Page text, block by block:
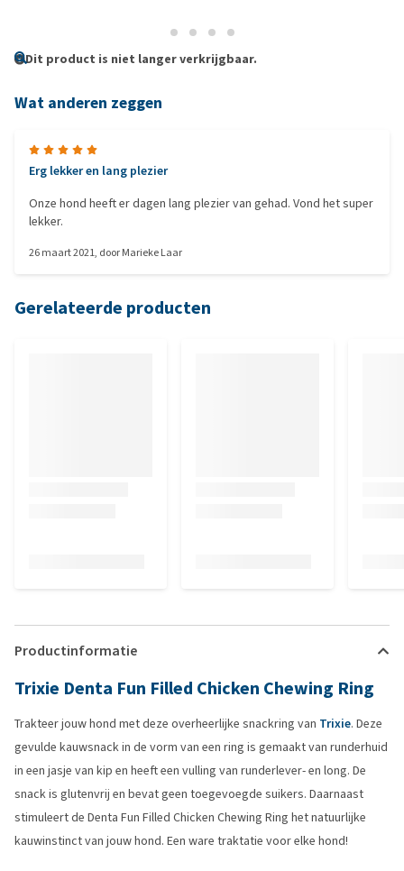
Dit product is niet langer verkrijgbaar.
Wat anderen zeggen
Erg lekker en lang plezier
Onze hond heeft er dagen lang plezier van gehad. Vond het super
lekker.
26 maart 2021, doorMarieke Laar
Gerelateerde producten
Productinformatie
Trixie Denta Fun Filled Chicken Chewing Ring
Trakteer jouw hond met deze overheerlijke snackring van Trixie. Deze
gevulde kauwsnack in de vorm van een ring is gemaakt van runderhuid
in een jasje van kip en heeft een vulling van runderlever- en long. De
snack is glutenvrij en bevat geen toegevoegde suikers. Daarnaast
stimuleert de Denta Fun Filled Chicken Chewing Ring het natuurlijke
kauwinstinct van jouw hond. Een ware traktatie voor elke hond!